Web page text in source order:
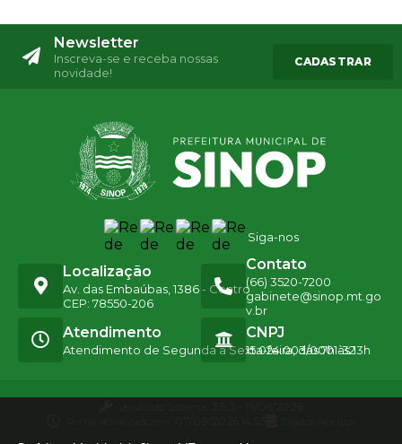
Newsletter
Inscreva-se e receba nossas
novidade!
CADASTRAR
Siga-nos
Localização
Av. das Embaúbas, 1386 - Centro
CEP: 78550-206
Contato
(66) 3520-7200
gabinete@sinop.mt.go
v.br
Atendimento
Atendimento de Segunda a Sexta-feira, das 7h às 13h
CNPJ
15.024.003/0001-32